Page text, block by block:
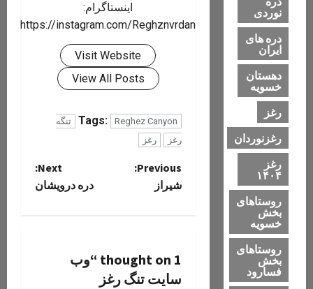
اینستاگرام:
https://instagram.com/Reghznvrdan
Visit Website
View All Posts
Tags: Reghez Canyon
تنگه
رغز
Previous:
شیراز
Next:
دره درویشان
وب
سایت تنگ رغز
نوردی
دره های
ایران
دهستان
خسویه
رغزنوردان
۱۴۰۴
روستاهای
بخش
خسویه
روستاهای
بخش
فسارود